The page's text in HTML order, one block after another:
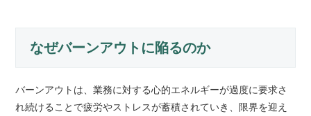
なぜバーンアウトに陥るのか
バーンアウトは、業務に対する心的エネルギーが過度に要求さ
れ続けることで疲労やストレスが蓄積されていき、限界を迎え